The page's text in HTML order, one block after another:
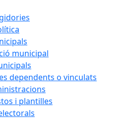
municipal
dependents o vinculats
i plantilles